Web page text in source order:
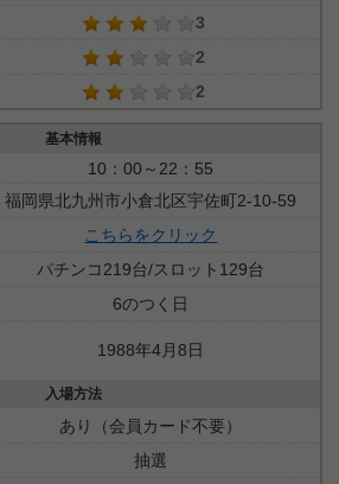
3
2
2
基本情報
10：00～22：55
福岡県北九州市小倉北区宇佐町2-10-59
こちらをクリック
パチンコ219台/スロット129台
6のつく日
1988年4月8日
入場方法
あり（会員カード不要）
抽選